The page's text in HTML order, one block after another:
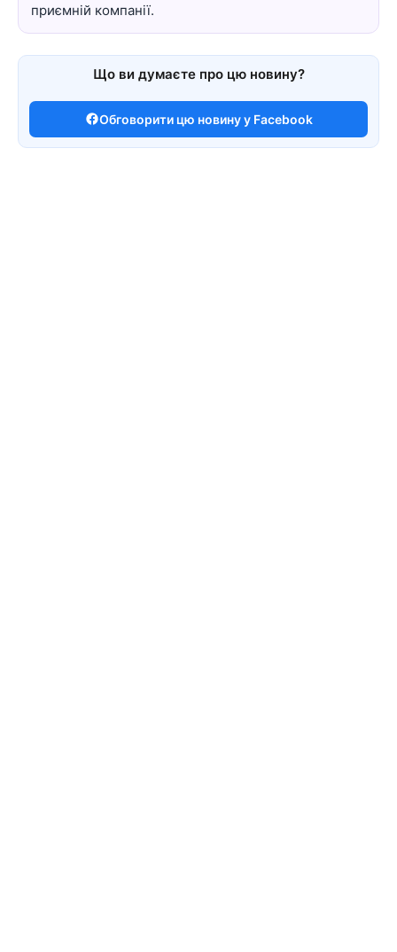
приємній компанії.
Що ви думаєте про цю новину?
Обговорити цю новину у Facebook